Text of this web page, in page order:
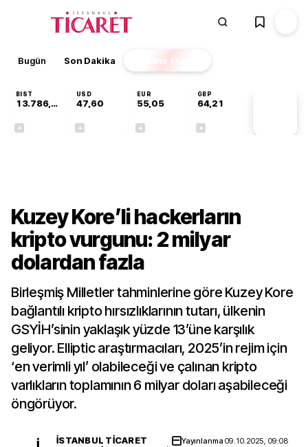
Bugün Son Dakika Finans EKSTRA
BIST
13.786,74
USD
47,60
EUR
55,05
GBP
64,21
Kuzey Kore’li hackerların
kripto vurgunu: 2 milyar
dolardan fazla
Birleşmiş Milletler tahminlerine göre Kuzey Kore
bağlantılı kripto hırsızlıklarının tutarı, ülkenin
GSYİH’sinin yaklaşık yüzde 13’üne karşılık
geliyor. Elliptic araştırmacıları, 2025’in rejim için
‘en verimli yıl’ olabileceği ve çalınan kripto
varlıkların toplamının 6 milyar doları aşabileceği
öngörüyor.
İSTANBUL TICARET
Yayınlanma09.10.2025, 09:08